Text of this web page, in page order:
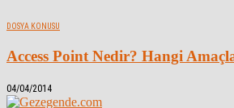
DOSYA KONUSU
Access Point Nedir? Hangi
04/04/2014